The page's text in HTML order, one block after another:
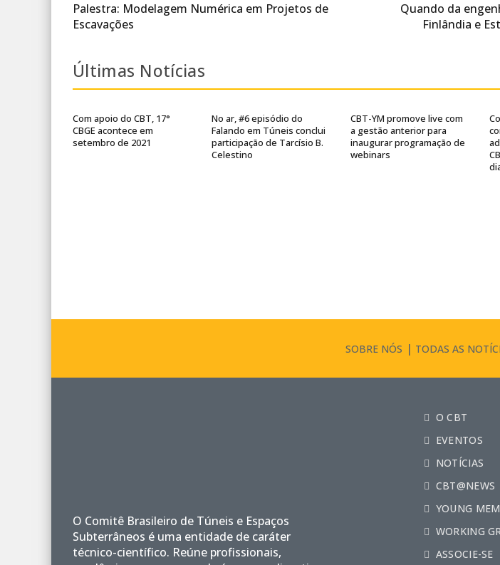
Palestra: Modelagem Numérica em Projetos de
Escavações
Quando da
Finlândia e
Últimas Notícias
Com apoio do CBT, 17°
CBGE acontece em
setembro de 2021
No ar, #6 episódio do
Falando em Túneis conclui
participação de Tarcísio B.
Celestino
CBT-YM promove live com
a gestão anterior para
inaugurar programação de
webinars
SOBRE NÓS TODAS AS
O Comitê Brasileiro de Túneis e Espaços
Subterrâneos é uma entidade de caráter
técnico-científico. Reúne profissionais,
O CBT
EVENTOS
NOTÍCIAS
CBT@NEWS
YOUNG
WORKING
ASSOCIE-SE